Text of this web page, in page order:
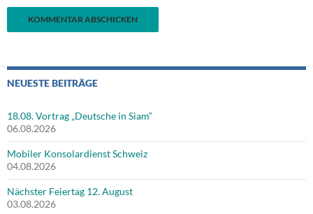
NEUESTE BEITRÄGE
18.08. Vortrag „Deutsche in Siam“
06.08.2026
Mobiler Konsolardienst Schweiz
04.08.2026
Nächster Feiertag 12. August
03.08.2026